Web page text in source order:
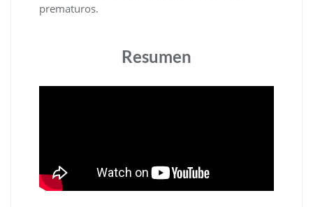
prematuros.
Resumen